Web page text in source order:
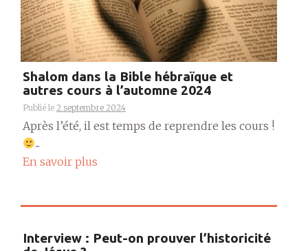
Shalom dans la Bible hébraïque et
autres cours à l’automne 2024
Publié le 2 septembre 2024
Après l’été, il est temps de reprendre les cours !
...
En savoir plus
Interview : Peut-on prouver l’historicité